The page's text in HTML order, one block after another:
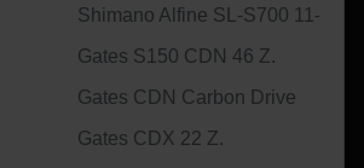
Shimano Alfine SL-S700 11-
Gates S150 CDN 46 Z.
Gates CDN Carbon Drive
Gates CDX 22 Z.